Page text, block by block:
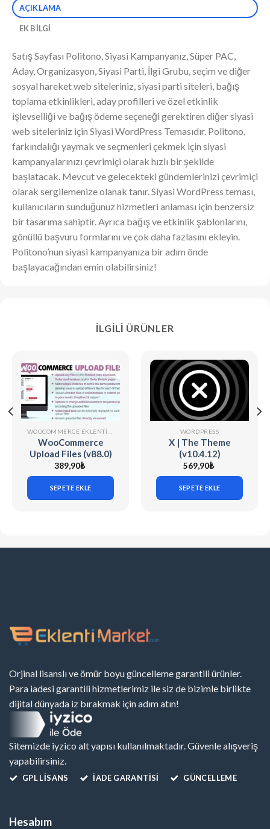
AÇIKLAMA
EK BILGI
Satış Sayfası Politono, Siyasi Kampanyanız, Süper PAC,
Aday, Organizasyon, Siyasi Parti, İlgi Grubu, seçim ve diğer
sosyal hareket web siteleriniz, siyasi parti siteleri, bağış
toplama etkinlikleri, aday profilleri ve özel etkinlik
işlevselliği ve bağış ödeme seçeneği gerektiren diğer siyasi
web siteleriniz için Siyasi WordPress Temasıdır. Politono,
farkındalığı yaymak ve seçmenleri çekmek için siyasi
kampanyalarınızı çevrimiçi olarak hızlı bir şekilde
başlatacak. Mevcut ve gelecekteki gündemlerinizi çevrimiçi
olarak sergilemenize olanak tanır. Siyasi WordPress teması,
kullanıcıların sunduğunuz hizmetleri anlaması için benzersiz
bir tasarıma sahiptir. Ayrıca bağış ve etkinlik şablonlarını,
gönüllü başvuru formlarını ve çok daha fazlasını ekleyin.
Politono’nun siyasi kampanyanıza bir adım önde
başlayacağından emin olabilirsiniz!
İLGILI ÜRÜNLER
WooCommerce
Upload Files (v88.0)
389,90₺
SEPETE EKLE
WORDPRESS
X | The Theme
(v10.4.12)
569,90₺
SEPETE EKLE
Orjinal lisanslı ve ömür boyu güncelleme garantili ürünler.
Para iadesi garantili hizmetlerimiz ile siz de bizimle birlikte
dijital dünyada iz bırakmak için adım atın!
Sitemizde iyzico alt yapısı kullanılmaktadır. Güvenle alışveriş
yapabilirsiniz.
GPL LISANS İADE GARANTİSİ GÜNCELLEME
Hesabım